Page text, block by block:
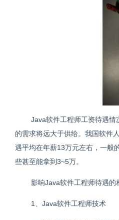
Java软件工程师工资待遇
的需求将远大于供给。我国软件
遇平均在年薪13万元左右，一般
些甚至能拿到3~5万。
影响Java软件工程师待遇的
1、Java软件工程师技术